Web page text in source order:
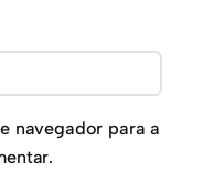
navegador para a